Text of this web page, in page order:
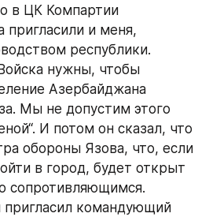
в ЦК Компартии
и меня,
республики.
нужны, чтобы
Азербайджана
Мы не допустим этого
И потом он сказал, что
обороны Язова, что, если
в город, будет открыт
сопротивляющимся.
пригласил командующий